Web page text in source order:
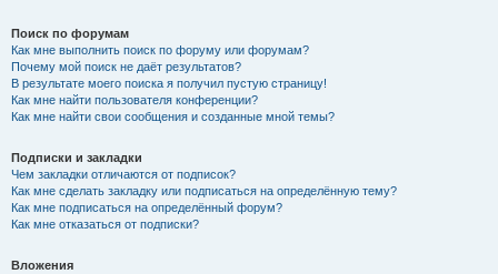
Поиск по форумам
Как мне выполнить поиск по форуму или форумам?
Почему мой поиск не даёт результатов?
В результате моего поиска я получил пустую страницу!
Как мне найти пользователя конференции?
Как мне найти свои сообщения и созданные мной темы?
Подписки и закладки
Чем закладки отличаются от подписок?
Как мне сделать закладку или подписаться на определённую тему?
Как мне подписаться на определённый форум?
Как мне отказаться от подписки?
Вложения